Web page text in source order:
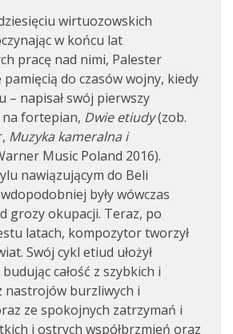
wirtuozowskich
w końcu lat
pracę nad nimi, Palester
pamięcią do czasów wojny, kiedy
– napisał swój pierwszy
fortepian, Dwie etiudy(zob.
Muzyka kameralna i
Music Poland 2016).
nawiązującym do Beli
były wówczas
grozy okupacji. Teraz, po
latach, kompozytor tworzył
Swój cykl etiud ułożył
całość z szybkich i
nastrojów burzliwych i
ze spokojnych zatrzymań i
i ostrych współbrzmień oraz